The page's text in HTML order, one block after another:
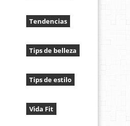
Tendencias
Tips de belleza
Tips de estilo
Vida Fit